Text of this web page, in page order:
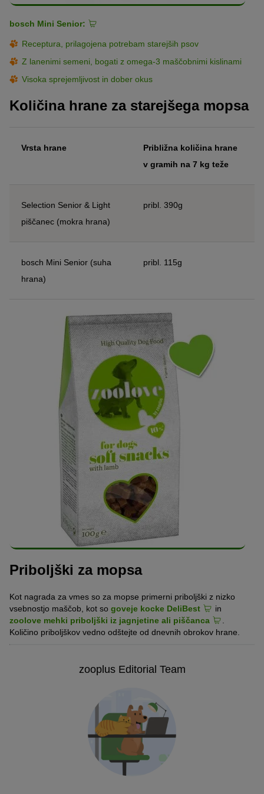
bosch Mini Senior:
Receptura, prilagojena potrebam starejših psov
Z lanenimi semeni, bogati z omega-3 maščobnimi kislinami
Visoka sprejemljivost in dober okus
Količina hrane za starejšega mopsa
Vrsta hrane
Približna količina hrane
v gramih na 7 kg teže
Selection Senior & Light
piščanec (mokra hrana)
pribl. 390g
bosch Mini Senior (suha
hrana)
pribl. 115g
Priboljški za mopsa
Kot nagrada za vmes so za mopse primerni priboljški z nizko
vsebnostjo maščob, kot so goveje kocke DeliBest
in
zoolove mehki priboljški iz jagnjetine ali piščanca
.
Količino priboljškov vedno odštejte od dnevnih obrokov hrane.
zooplus Editorial Team